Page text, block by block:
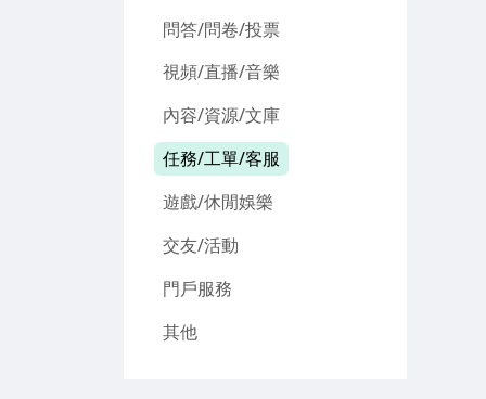
問答/問卷/投票
視頻/直播/音樂
內容/資源/文庫
任務/工單/客服
遊戲/休閒娛樂
交友/活動
門戶服務
其他